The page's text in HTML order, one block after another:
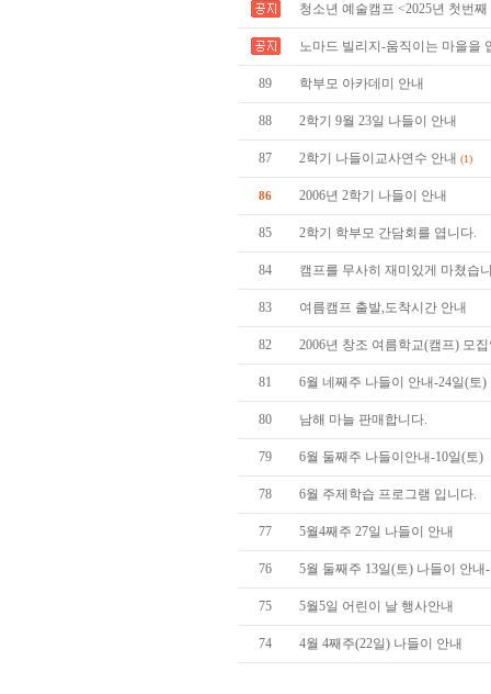
청소년 예술캠프 <2025년 첫번
노마드 빌리지-움직이는 마을을
89 학부모 아카데미 안내
88 2학기 9월 23일 나들이 안내
87 2학기 나들이교사연수 안내 (1)
86 2006년 2학기 나들이 안내
85 2학기 학부모 간담회를 엽니다.
84 캠프를 무사히 재미있게 마쳤습
83 여름캠프 출발,도착시간 안내
82 2006년 창조 여름학교(캠프) 모
81 6월 네째주 나들이 안내-24일(토)
80 남해 마늘 판매합니다.
79 6월 둘째주 나들이안내-10일(토)
78 6월 주제학습 프로그램 입니다.
77 5월4째주 27일 나들이 안내
76 5월 둘째주 13일(토) 나들이 안내
75 5월5일 어린이 날 행사안내
74 4월 4째주(22일) 나들이 안내